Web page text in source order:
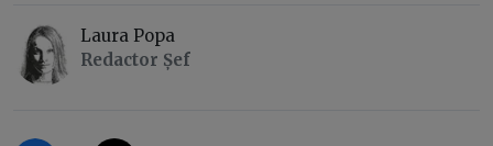
Laura Popa
Redactor Șef